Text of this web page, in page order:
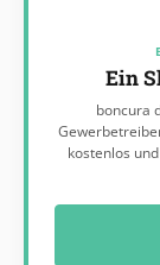
Ein
boncura
kostenlos